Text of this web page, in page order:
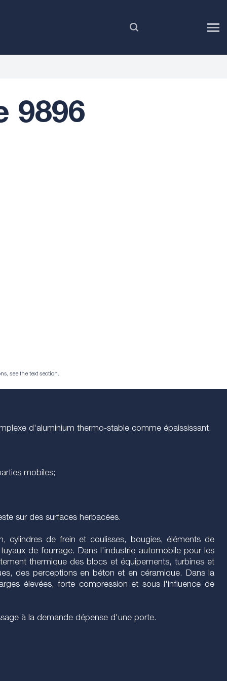
9896
see the text section.
d'aluminium thermo-stable comme épaississant.
mobiles;
sur des surfaces herbacées.
cylindres de frein et coulisses, bougies, éléments de
de fourrage. Dans l'industrie automobile pour les
thermique des blocs et équipements, turbines et
des perceptions en béton et en céramique. Dans la
élevées, forte compression et sous l'influence de
à la demande dépense d'une porte.